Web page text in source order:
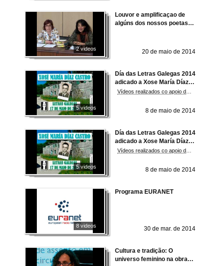
2 videos
Louvor e amplificaçao de
algúns dos nossos poetas
20 de maio de 2014
5 videos
Día das Letras Galegas 2014
adicado a Xose María Díaz
Castro
8 de maio de 2014
5 videos
Día das Letras Galegas 2014
adicado a Xose María Díaz
Castro
8 de maio de 2014
8 videos
Programa EURANET
30 de mar. de 2014
Cultura e tradição: O
universo feminino na obra